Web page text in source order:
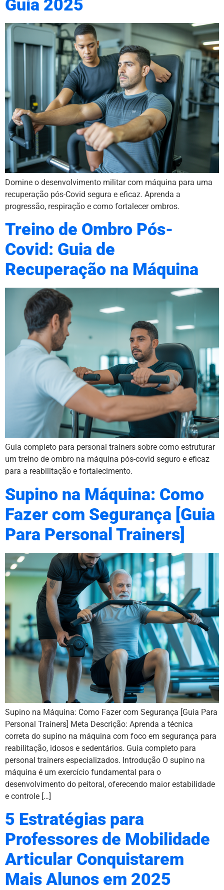
Guia 2025
Domine o desenvolvimento militar com máquina para uma
recuperação pós-Covid segura e eficaz. Aprenda a
progressão, respiração e como fortalecer ombros.
Treino de Ombro Pós-
Covid: Guia de
Recuperação na Máquina
Guia completo para personal trainers sobre como estruturar
um treino de ombro na máquina pós-covid seguro e eficaz
para a reabilitação e fortalecimento.
Supino na Máquina: Como
Fazer com Segurança [Guia
Para Personal Trainers]
Supino na Máquina: Como Fazer com Segurança [Guia Para
Personal Trainers] Meta Descrição: Aprenda a técnica
correta do supino na máquina com foco em segurança para
reabilitação, idosos e sedentários. Guia completo para
personal trainers especializados. Introdução O supino na
máquina é um exercício fundamental para o
desenvolvimento do peitoral, oferecendo maior estabilidade
e controle […]
5 Estratégias para
Professores de Mobilidade
Articular Conquistarem
Mais Alunos em 2025